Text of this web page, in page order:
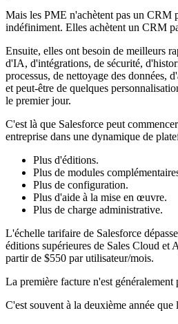
Mais les PME n'achètent pas un CRM
indéfiniment. Elles achètent un CRM
Ensuite, elles ont besoin de meilleurs
d'IA, d'intégrations, de sécurité,
processus, de nettoyage des données,
et peut-être de quelques
le premier jour.
C'est là que Salesforce peut
entreprise dans une dynamique de
Plus d'éditions.
Plus de modules
Plus de configuration.
Plus d'aide à la mise en œuvre.
Plus de charge administrative.
L'échelle tarifaire de Salesforce
éditions supérieures de Sales Cloud et
partir de $550 par utilisateur/mois.
La première facture n'est généralement
C'est souvent à la deuxième année